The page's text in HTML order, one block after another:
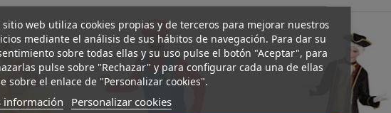
DISFRAZ DE
ESQUIMAL SEXY
PARA MUJER
PRODUCTO
DISPONIBLE CON OTRAS
36,75 €
DISFRAZ DE
ESQUIMAL PARA
HOMBRE
41,25 €
sitio web utiliza cookies propias y de terceros para mejorar nuestros
mediante el análisis de sus hábitos de navegación. Para dar su
sobre todas ellas y su uso pulse el botón "Aceptar", para
pulse sobre "Rechazar" y para configurar cada una de ellas
sobre el enlace de "Personalizar cookies".
información Personalizar cookies